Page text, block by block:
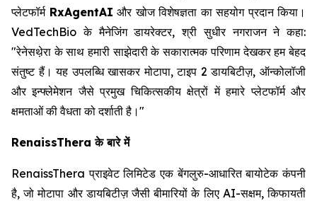
प्लेटफॉर्म RxAgentAI और खोज विशेषज्ञता का सहयोग प्रदान किया।
VedTechBio के मैनेजिंग डायरेक्टर, श्री सुधीर नगराजन ने कहा:
"रेनेसथे़रा के साथ हमारी साझेदारी के सकारात्मक परिणाम देखकर हम बेहद
संतुष्ट हैं। यह उपलब्धि खासकर मोटापा, टाइप 2 डायबिटीज़, ऑन्कोलॉजी
और इन्फ्लेमेशन जैसे प्रमुख चिकित्सकीय क्षेत्रों में हमारे प्लेटफॉर्म और
क्षमताओं की वैधता को दर्शाती है।"
RenaissThera के बारे में
RenaissThera प्राइवेट लिमिटेड एक बेंगलुरु-आधारित बायोटेक कंपनी
है, जो मोटापा और डायबिटीज़ जैसी बीमारियों के लिए AI-सक्षम, किफायती